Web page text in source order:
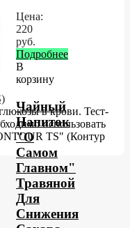
в крови. Тест-
использовать
TS" (Контур
Цена:
220
руб.
Подробнее
В
корзину
Чайный
Напиток
"О
Самом
Главном"
Травяной
Для
Снижения